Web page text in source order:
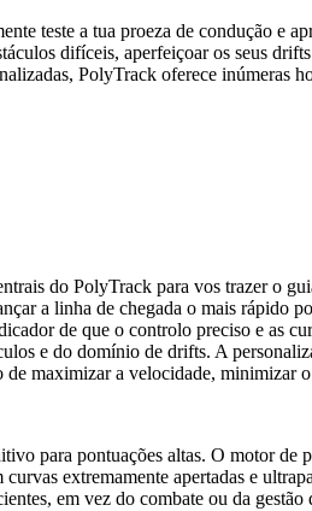
teste a tua proeza de condução e
difíceis, aperfeiçoar os seus
PolyTrack oferece inúmeras
do PolyTrack para vos trazer o
a linha de chegada o mais rápido
de que o controlo preciso e as
e do domínio de drifts. A
maximizar a velocidade, minimizar
para pontuações altas. O motor
extremamente apertadas e
em vez do combate ou da